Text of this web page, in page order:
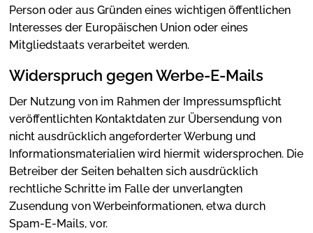
Person oder aus Gründen eines wichtigen öffentlichen
Interesses der Europäischen Union oder eines
Mitgliedstaats verarbeitet werden.
Widerspruch gegen Werbe-E-Mails
Der Nutzung von im Rahmen der Impressumspflicht
veröffentlichten Kontaktdaten zur Übersendung von
nicht ausdrücklich angeforderter Werbung und
Informationsmaterialien wird hiermit widersprochen. Die
Betreiber der Seiten behalten sich ausdrücklich
rechtliche Schritte im Falle der unverlangten
Zusendung von Werbeinformationen, etwa durch
Spam-E-Mails, vor.